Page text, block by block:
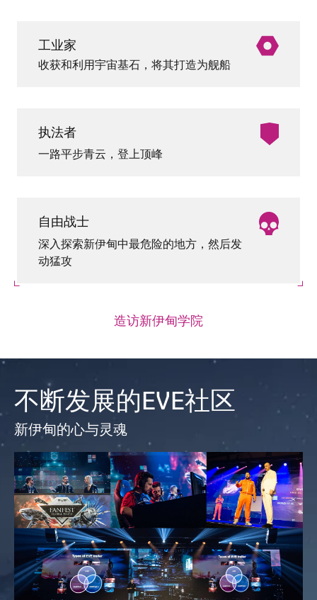
工业家
收获和利用宇宙基石，将其打造为舰船
执法者
一路平步青云，登上顶峰
自由战士
深入探索新伊甸中最危险的地方，然后发
动猛攻
造访新伊甸学院
不断发展的EVE社区
新伊甸的心与灵魂